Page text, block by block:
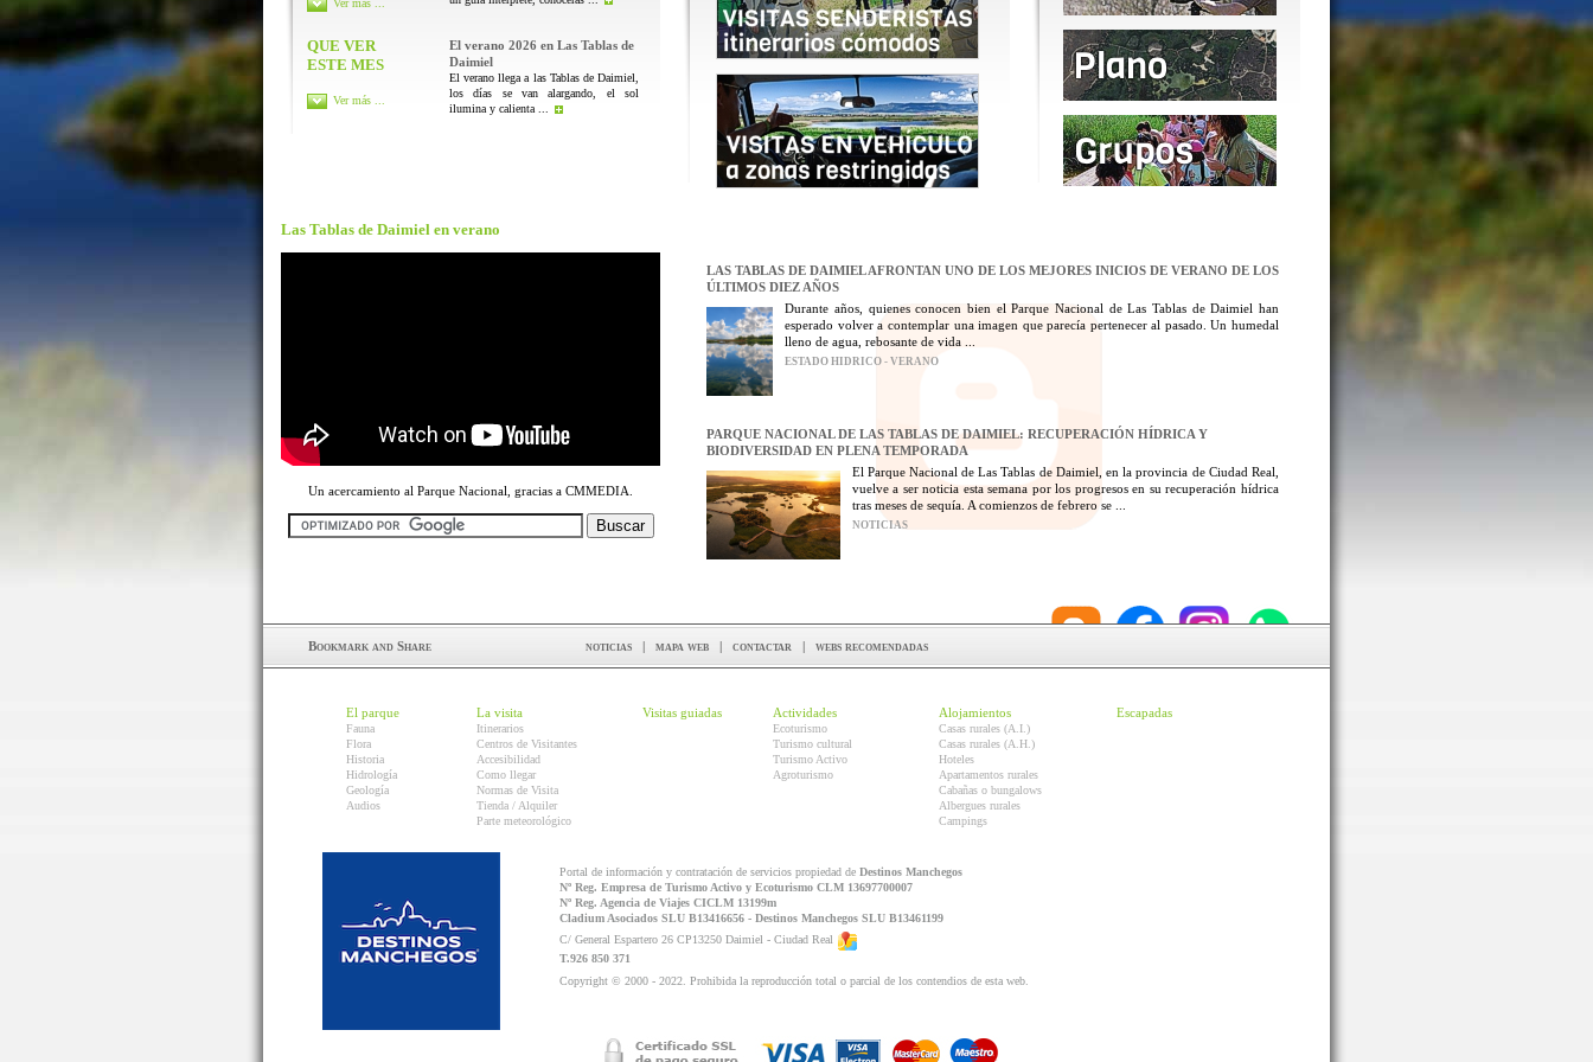
Ver más ...
QUE VER
ESTE MES
El verano 2026 en Las Tablas de
Daimiel
El verano llega a las Tablas de Daimiel,
los días se van alargando, el sol
ilumina y calienta ...
Ver más ...
Las Tablas de Daimiel en verano
Un acercamiento al Parque Nacional, gracias a CMMEDIA.
LAS TABLAS DE DAIMIEL AFRONTAN UNO DE LOS MEJORES INICIOS DE VERANO DE LOS
ÚLTIMOS DIEZ AÑOS
Durante años, quienes conocen bien el Parque Nacional de Las Tablas de Daimiel han
esperado volver a contemplar una imagen que parecía pertenecer al pasado. Un humedal
lleno de agua, rebosante de vida ...
ESTADO HIDRICO - VERANO
PARQUE NACIONAL DE LAS TABLAS DE DAIMIEL: RECUPERACIÓN HÍDRICA Y
BIODIVERSIDAD EN PLENA TEMPORADA
El Parque Nacional de Las Tablas de Daimiel, en la provincia de Ciudad Real,
vuelve a ser noticia esta semana por los progresos en su recuperación hídrica
tras meses de sequía. A comienzos de febrero se ...
NOTICIAS
noticias | mapa web | contactar | webs recomendadas
El parque
Fauna
Flora
Historia
Hidrología
Geología
Audios
La visita
Itinerarios
Centros de Visitantes
Accesibilidad
Como llegar
Normas de Visita
Tienda / Alquiler
Parte meteorológico
Visitas guiadas Actividades
Ecoturismo
Turismo cultural
Turismo Activo
Agroturismo
Alojamientos
Casas rurales (A.I.)
Casas rurales (A.H.)
Hoteles
Apartamentos rurales
Cabañas o bungalows
Albergues rurales
Campings
Escapadas
Portal de información y contratación de servicios propiedad de Destinos Manchegos
Nº Reg. Empresa de Turismo Activo y Ecoturismo CLM 13697700007
Nº Reg. Agencia de Viajes CICLM 13199m
Cladium Asociados SLU B13416656 - Destinos Manchegos SLU B13461199
C/ General Espartero 26 CP13250 Daimiel - Ciudad Real
T.926 850 371
Copyright © 2000 - 2022. Prohibida la reproducción total o parcial de los contendios de esta web.